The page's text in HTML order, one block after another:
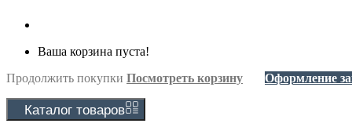
Ваша корзина пуста!
Продолжить покупки Посмотреть корзину Оформление
Каталог товаров